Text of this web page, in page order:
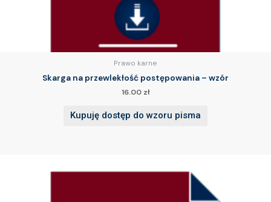
Prawo karne
Skarga na przewlekłość postępowania – wzór
16.00 zł
Kupuję dostęp do wzoru pisma